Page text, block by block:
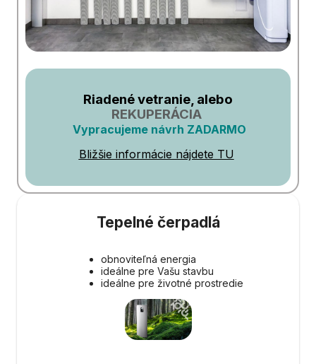
Riadené vetranie, alebo
REKUPERÁCIA
Vypracujeme návrh ZADARMO
Bližšie informácie nájdete TU
Tepelné čerpadlá
obnoviteľná energia
ideálne pre Vašu stavbu
ideálne pre životné prostredie